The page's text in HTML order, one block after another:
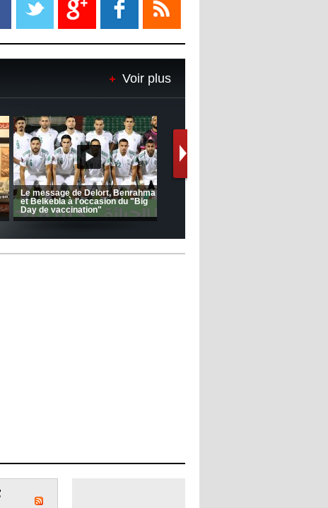
Le Barça savoure sa première
place et chambre le Real Madrid
de matchs"
12:39 - 2022/11/06
Real : Les dirigeants veulent le
départ d'Hazard cet hiver
Voir plus
Le message de Delort, Benrahma
et Belkebla à l'occasion du "Big
Day de vaccination"